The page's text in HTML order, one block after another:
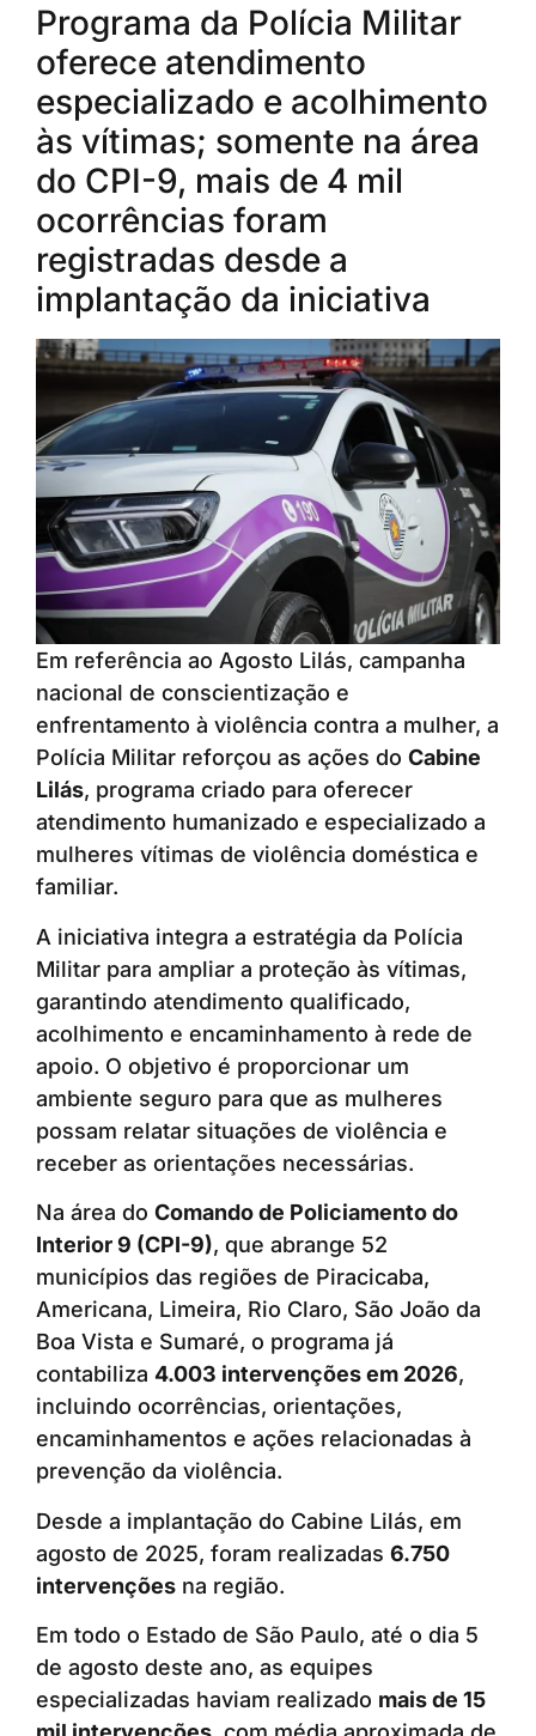
Programa da Polícia Militar
oferece atendimento
especializado e acolhimento
às vítimas; somente na área
do CPI-9, mais de 4 mil
ocorrências foram
registradas desde a
implantação da iniciativa
Em referência ao Agosto Lilás, campanha
nacional de conscientização e
enfrentamento à violência contra a mulher, a
Polícia Militar reforçou as ações do Cabine
Lilás, programa criado para oferecer
atendimento humanizado e especializado a
mulheres vítimas de violência doméstica e
familiar.
A iniciativa integra a estratégia da Polícia
Militar para ampliar a proteção às vítimas,
garantindo atendimento qualificado,
acolhimento e encaminhamento à rede de
apoio. O objetivo é proporcionar um
ambiente seguro para que as mulheres
possam relatar situações de violência e
receber as orientações necessárias.
Na área do Comando de Policiamento do
Interior 9 (CPI-9), que abrange 52
municípios das regiões de Piracicaba,
Americana, Limeira, Rio Claro, São João da
Boa Vista e Sumaré, o programa já
contabiliza 4.003 intervenções em 2026,
incluindo ocorrências, orientações,
encaminhamentos e ações relacionadas à
prevenção da violência.
Desde a implantação do Cabine Lilás, em
agosto de 2025, foram realizadas 6.750
intervenções na região.
Em todo o Estado de São Paulo, até o dia 5
de agosto deste ano, as equipes
especializadas haviam realizado mais de 15